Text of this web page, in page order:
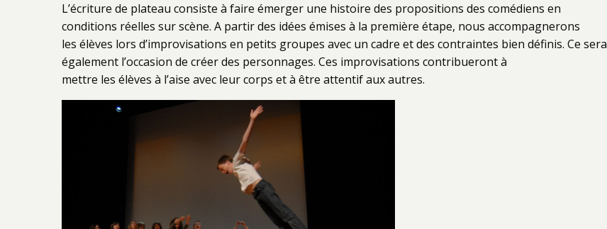
L’écriture de plateau consiste à faire émerger une histoire des propositions des comédiens en
conditions réelles sur scène. A partir des idées émises à la première étape, nous accompagnerons
les élèves lors d’improvisations en petits groupes avec un cadre et des contraintes bien définis. Ce sera
également l’occasion de créer des personnages. Ces improvisations contribueront à
mettre les élèves à l’aise avec leur corps et à être attentif aux autres.